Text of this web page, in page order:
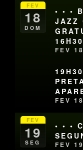
FEV
18
DOM
• • •
JAZZ
16H30
FEV 18
FEV 18
FEV
19
SEG
• • •
FEV 19